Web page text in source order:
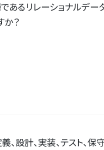
あるリレーショナルデー
？
、設計、実装、テスト、